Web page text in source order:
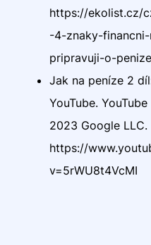
https://ekolist.cz/
-4-znaky-
pripravuji-o-penize
Jak na peníze 2
YouTube.
2023 Google
https://
v=5rWU8t4VcMI